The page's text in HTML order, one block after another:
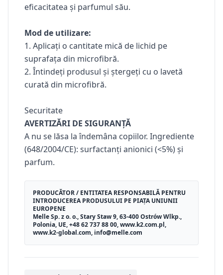
eficacitatea și parfumul său.
Mod de utilizare:
1. Aplicați o cantitate mică de lichid pe
suprafața din microfibră.
2. Întindeți produsul și ștergeți cu o lavetă
curată din microfibră.
Securitate
AVERTIZĂRI DE SIGURANȚĂ
A nu se lăsa la îndemâna copiilor. Ingrediente
(648/2004/CE): surfactanți anionici (<5%) și
parfum.
PRODUCĂTOR / ENTITATEA RESPONSABILĂ PENTRU
INTRODUCEREA PRODUSULUI PE PIAȚA UNIUNII
EUROPENE
Melle Sp. z o. o., Stary Staw 9, 63-400 Ostrów Wlkp.,
Polonia, UE, +48 62 737 88 00, www.k2.com.pl,
www.k2-global.com, info@melle.com